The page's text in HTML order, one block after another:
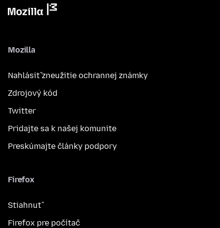
Mozilla
Nahlásiť zneužitie ochrannej známky
Zdrojový kód
Twitter
Pridajte sa k našej komunite
Preskúmajte články podpory
Firefox
Stiahnuť
Firefox pre počítač